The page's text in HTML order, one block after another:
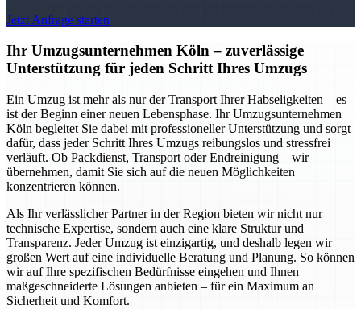
Jetzt Anfrage starten
Ihr Umzugsunternehmen Köln – zuverlässige
Unterstützung für jeden Schritt Ihres Umzugs
Ein Umzug ist mehr als nur der Transport Ihrer Habseligkeiten – es
ist der Beginn einer neuen Lebensphase. Ihr Umzugsunternehmen
Köln begleitet Sie dabei mit professioneller Unterstützung und sorgt
dafür, dass jeder Schritt Ihres Umzugs reibungslos und stressfrei
verläuft. Ob Packdienst, Transport oder Endreinigung – wir
übernehmen, damit Sie sich auf die neuen Möglichkeiten
konzentrieren können.
Als Ihr verlässlicher Partner in der Region bieten wir nicht nur
technische Expertise, sondern auch eine klare Struktur und
Transparenz. Jeder Umzug ist einzigartig, und deshalb legen wir
großen Wert auf eine individuelle Beratung und Planung. So können
wir auf Ihre spezifischen Bedürfnisse eingehen und Ihnen
maßgeschneiderte Lösungen anbieten – für ein Maximum an
Sicherheit und Komfort.